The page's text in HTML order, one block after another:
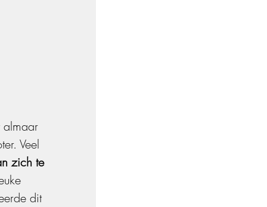
Veel
zich te
dit